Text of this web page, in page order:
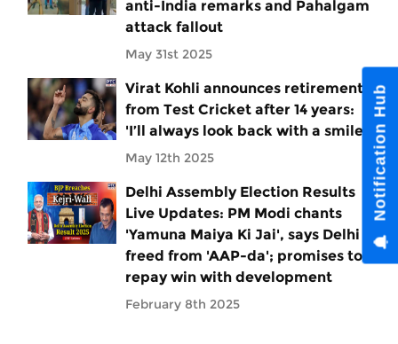
anti-India remarks and Pahalgam
attack fallout
May 31st 2025
Virat Kohli announces retirement
from Test Cricket after 14 years:
'I’ll always look back with a smile'
May 12th 2025
Delhi Assembly Election Results
Live Updates: PM Modi chants
'Yamuna Maiya Ki Jai', says Delhi
freed from 'AAP-da'; promises to
repay win with development
February 8th 2025